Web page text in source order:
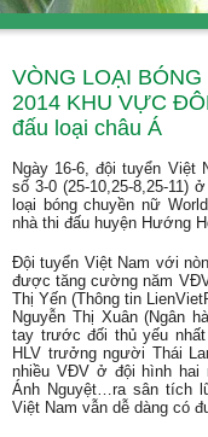
VÒNG LOẠI
2014 KHU VỰC
đấu loại châu Á
Ngày 16-6, đội tuyển Việt
số 3-0 (25-10,25-8,25-11)
loại bóng chuyền nữ
nhà thi đấu huyện Hướng
Đội tuyển Việt Nam với
được tăng cường năm
Thị Yến (Thông tin
Nguyễn Thị Xuân (Ngân
tay trước đối thủ yếu
HLV trưởng người Thái
nhiều VĐV ở đội hình hai
Ánh Nguyệt…ra sân tích
Việt Nam vẫn dễ dàng có